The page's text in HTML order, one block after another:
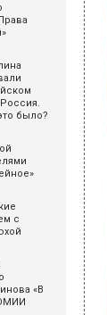
было?
с
«В